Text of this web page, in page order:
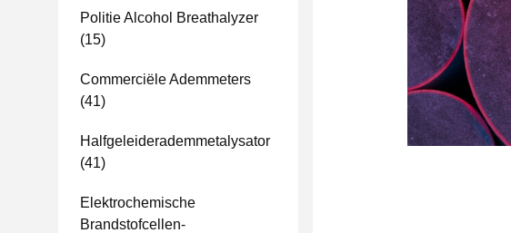
Politie Alcohol Breathalyzer
(15)
Commerciële Ademmeters
(41)
Halfgeleiderademmetalysator
(41)
Elektrochemische
Brandstofcellen-